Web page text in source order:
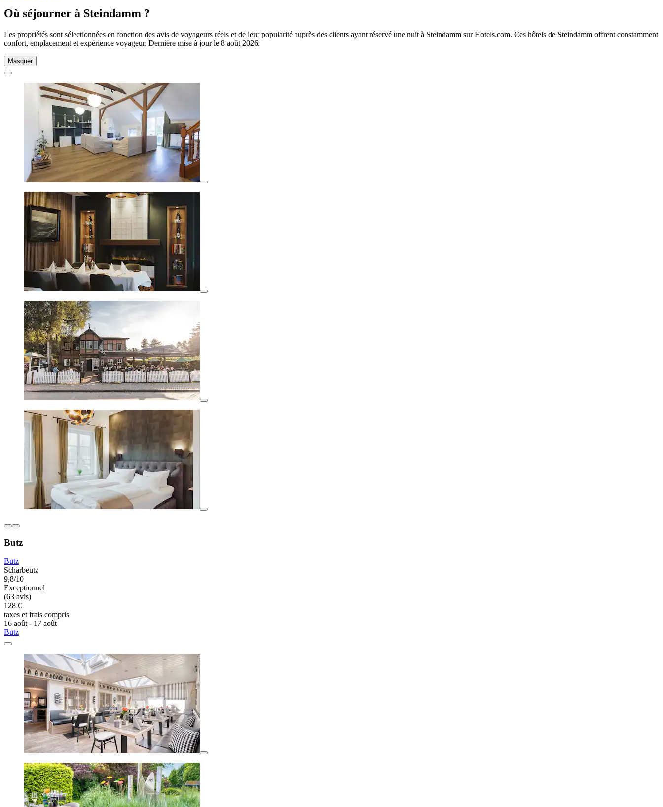
Où séjourner à Steindamm ?
Les propriétés sont sélectionnées en fonction des avis de voyageurs réels et de leur popularité auprès des clients ayant réservé une nuit à Steindamm sur Hotels.com. Ces hôtels de Steindamm offrent constamment
confort, emplacement et expérience voyageur. Dernière mise à jour le 8 août 2026.
Masquer
Butz
Butz
Scharbeutz
9,8/10
Exceptionnel
(63 avis)
128 €
taxes et frais compris
16 août - 17 août
Butz